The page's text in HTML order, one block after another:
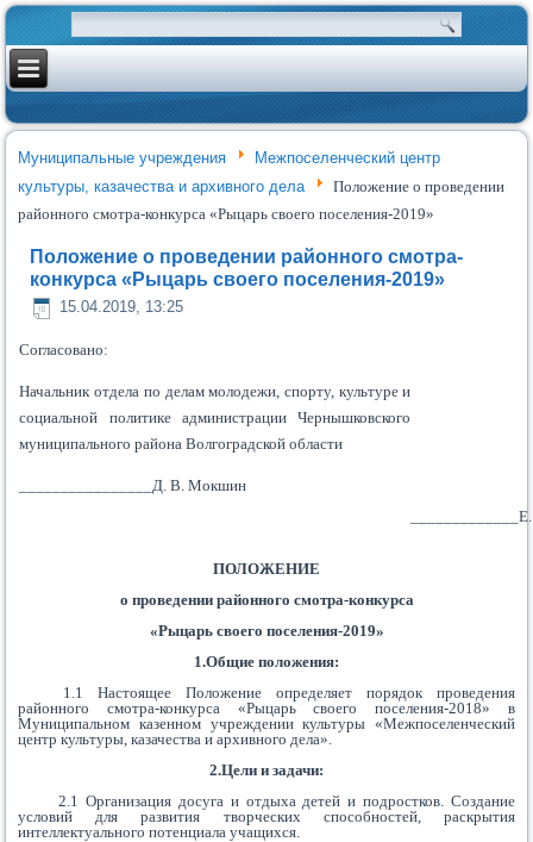
Муниципальные учреждения
Межпоселенческий центр
культуры, казачества и архивного дела
Положение о проведении
районного смотра-конкурса «Рыцарь своего поселения-2019»
Положение о проведении районного смотра-
конкурса «Рыцарь своего поселения-2019»
15.04.2019, 13:25
Согласовано:
Начальник отдела по делам молодежи, спорту, культуре и
социальной политике администрации Чернышковского
муниципального района Волгоградской области
________________Д. В. Мокшин
ПОЛОЖЕНИЕ
о проведении районного смотра-конкурса
«Рыцарь своего поселения-2019»
1.Общие положения:
1.1 Настоящее Положение определяет порядок проведения
районного смотра-конкурса «Рыцарь своего поселения-2018» в
Муниципальном казенном учреждении культуры «Межпоселенческий
центр культуры, казачества и архивного дела».
2.Цели и задачи:
2.1 Организация досуга и отдыха детей и подростков. Создание
условий для развития творческих способностей, раскрытия
интеллектуального потенциала учащихся.